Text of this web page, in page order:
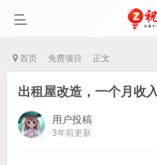
首页 免费项目 正文
出租屋改造，一个月收
用户投稿
3年前更新